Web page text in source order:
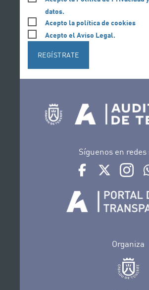
datos.
Acepto la política de cookies
Acepto el Aviso Legal.
REGÍSTRATE
Síguenos en redes
Ir a perfil deIr a perfil
Ir
Organiza